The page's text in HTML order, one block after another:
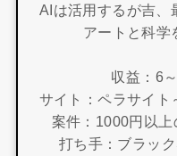
AIは活用するが吉、
アートと科学
収益：6
サイト：ペラサイト
案件：1000円以上
打ち手：ブラッ